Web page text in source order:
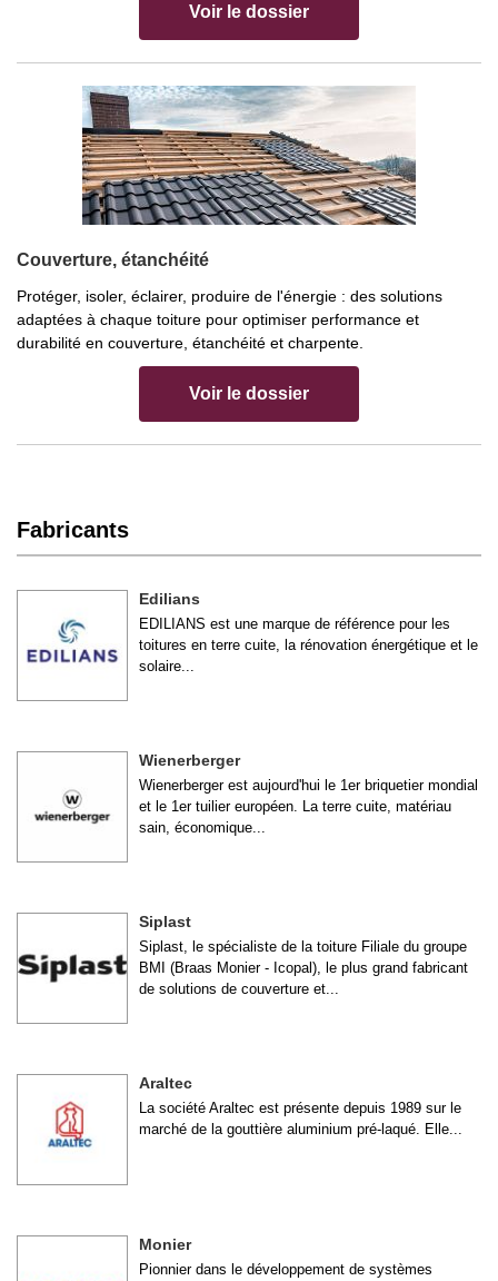
Voir le dossier
Couverture, étanchéité
Protéger, isoler, éclairer, produire de l'énergie : des solutions
adaptées à chaque toiture pour optimiser performance et
durabilité en couverture, étanchéité et charpente.
Voir le dossier
Fabricants
Edilians
EDILIANS est une marque de référence pour les
toitures en terre cuite, la rénovation énergétique et le
solaire...
Wienerberger
Wienerberger est aujourd'hui le 1er briquetier mondial
et le 1er tuilier européen. La terre cuite, matériau
sain, économique...
Siplast
Siplast, le spécialiste de la toiture Filiale du groupe
BMI (Braas Monier - Icopal), le plus grand fabricant
de solutions de couverture et...
Araltec
La société Araltec est présente depuis 1989 sur le
marché de la gouttière aluminium pré-laqué. Elle...
Monier
Pionnier dans le développement de systèmes